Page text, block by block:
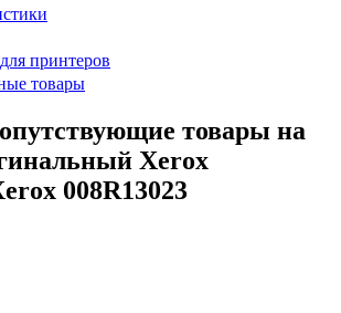
принтеров
товары
товары на
Xerox
008R13023